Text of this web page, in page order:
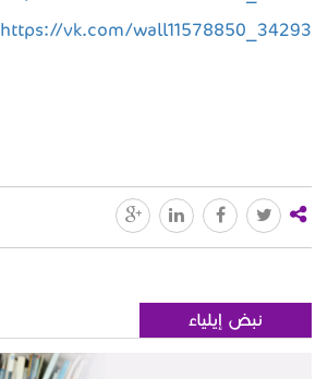
https://vk.com/wall11578850_34293
نبض إيلياء